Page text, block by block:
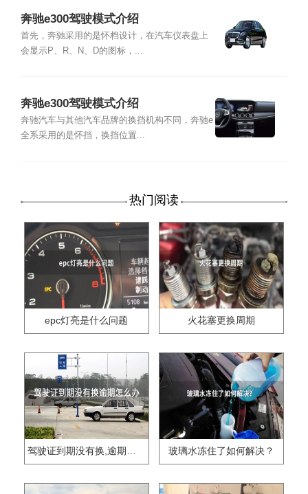
奔驰e300驾驶模式介绍
首先，奔驰采用的是怀档设计，在汽车仪表盘上
会显示P、R、N、D的图标，...
奔驰e300驾驶模式介绍
奔驰汽车与其他汽车品牌的换挡机构不同，奔驰e
全系采用的是怀挡，换挡位置...
热门阅读
epc灯亮是什么问题 火花塞更换周期
驾驶证到期没有换,逾期怎么办?? 玻璃水冻住了如何解决？